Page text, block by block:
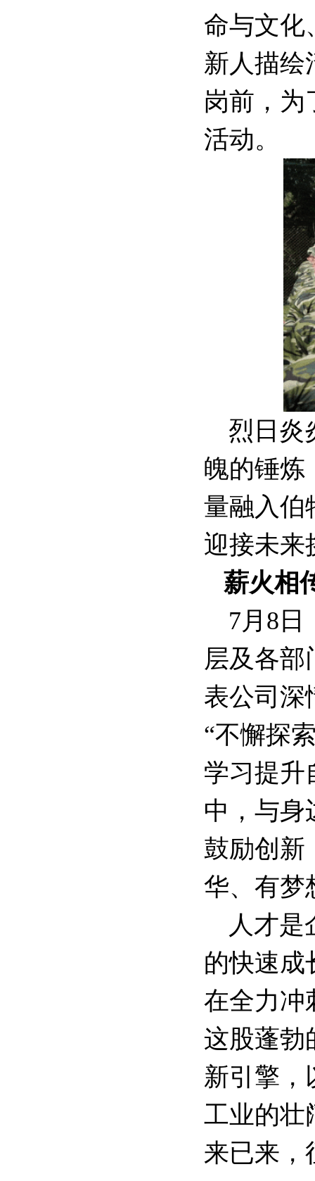
命与文化
新人描绘
岗前，为
活动。
烈日炎
魄的锤炼
量融入伯
迎接未来
薪火相
7月8
层及各部
表公司深
“不懈探
学习提升
中，与身
鼓励创新
华、有梦
人才是
的快速成
在全力冲
这股蓬勃
新引擎，
工业的壮
来已来，